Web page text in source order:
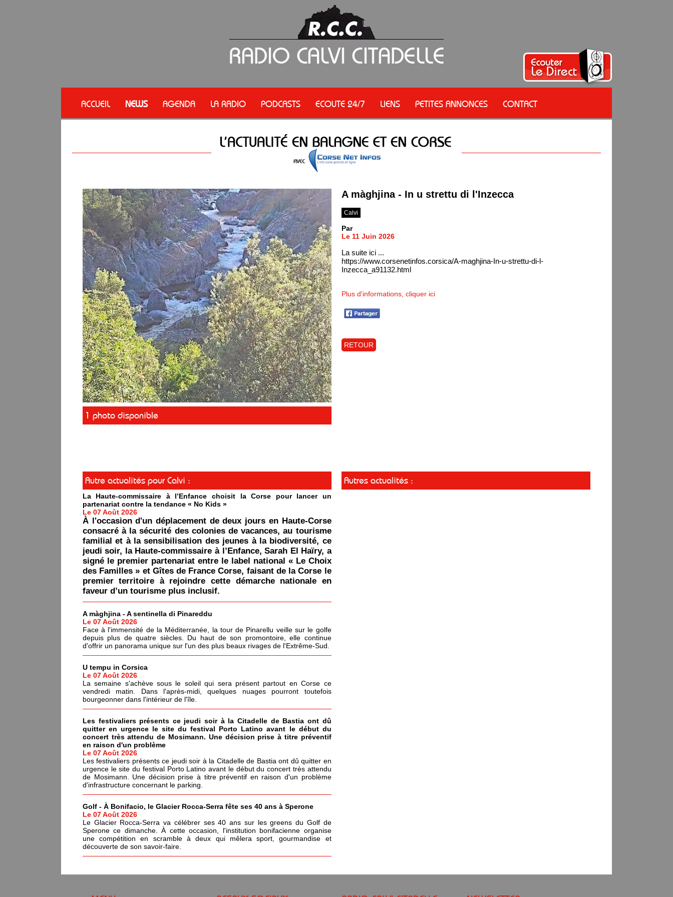
ACCUEIL NEWS AGENDA LA RADIO PODCASTS ECOUTE 24/7 LIENS PETITES ANNONCES CONTACT
1 photo disponible
A màghjina - In u strettu di l'Inzecca
Calvi
Par
Le 11 Juin 2026
La suite ici ...
https://www.corsenetinfos.corsica/A-maghjina-In-u-strettu-di-l-
Inzecca_a91132.html
Plus d'informations, cliquer ici
RETOUR
Autre actualités pour Calvi :
La Haute-commissaire à l’Enfance choisit la Corse pour lancer un
partenariat contre la tendance « No Kids »
Le 07 Août 2026
À l'occasion d'un déplacement de deux jours en Haute-Corse
consacré à la sécurité des colonies de vacances, au tourisme
familial et à la sensibilisation des jeunes à la biodiversité, ce
jeudi soir, la Haute-commissaire à l’Enfance, Sarah El Haïry, a
signé le premier partenariat entre le label national « Le Choix
des Familles » et Gîtes de France Corse, faisant de la Corse le
premier territoire à rejoindre cette démarche nationale en
faveur d’un tourisme plus inclusif.
A màghjina - A sentinella di Pinareddu
Le 07 Août 2026
Face à l'immensité de la Méditerranée, la tour de Pinarellu veille sur le golfe
depuis plus de quatre siècles. Du haut de son promontoire, elle continue
d'offrir un panorama unique sur l'un des plus beaux rivages de l'Extrême-Sud.
U tempu in Corsica
Le 07 Août 2026
La semaine s'achève sous le soleil qui sera présent partout en Corse ce
vendredi matin. Dans l'après-midi, quelques nuages pourront toutefois
bourgeonner dans l'intérieur de l'île.
Les festivaliers présents ce jeudi soir à la Citadelle de Bastia ont dû
quitter en urgence le site du festival Porto Latino avant le début du
concert très attendu de Mosimann. Une décision prise à titre préventif
en raison d'un problème
Le 07 Août 2026
Les festivaliers présents ce jeudi soir à la Citadelle de Bastia ont dû quitter en
urgence le site du festival Porto Latino avant le début du concert très attendu
de Mosimann. Une décision prise à titre préventif en raison d'un problème
d'infrastructure concernant le parking.
Golf - À Bonifacio, le Glacier Rocca-Serra fête ses 40 ans à Sperone
Le 07 Août 2026
Le Glacier Rocca-Serra va célébrer ses 40 ans sur les greens du Golf de
Sperone ce dimanche. À cette occasion, l'institution bonifacienne organise
une compétition en scramble à deux qui mêlera sport, gourmandise et
découverte de son savoir-faire.
Autres actualités :